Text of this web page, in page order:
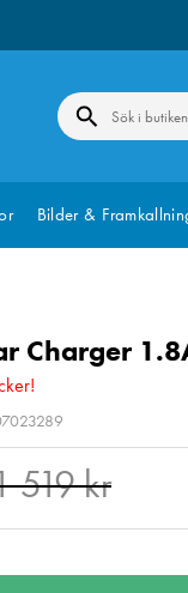
Bilder &
Charger
pris
1 519
519 kr